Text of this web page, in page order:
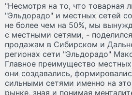
"Несмотря на то, что товарная
"Эльдорадо" и местных сетей
не более чем на 50%, мы
с местными сетями, -
продажам в Сибирском и
регионах сети "Эльдорадо"
Главное преимущество
они создавались,
сильными сетями именно на
рынке, зная и понимая